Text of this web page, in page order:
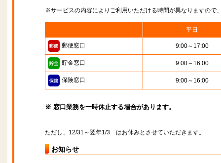
※サービスの内容によりご利用いただける時間が異なりますので
平日
郵便窓口 9:00～17:00
貯金窓口 9:00～16:00
保険窓口 9:00～16:00
※ 窓口業務を一時休止する場合があります。
ただし、12/31～翌年1/3 はお休みとさせていただきます。
お知らせ